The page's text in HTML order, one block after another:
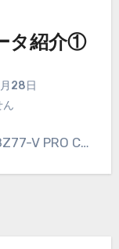
タ紹介①
28日
ん
V PRO C…